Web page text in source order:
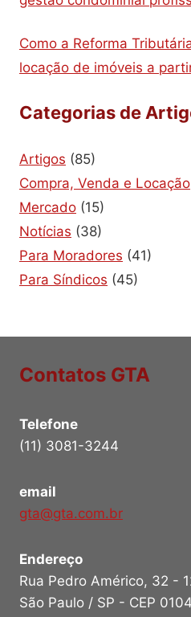
Como a Reforma
locação de imóveis a
Categorias de
Artigos (85)
Compra, Venda e Locação
Mercado (15)
Notícias (38)
Para Moradores (41)
Para Síndicos (45)
Contatos GTA
Telefone
(11) 3081-3244
email
gta@gta.com.br
Endereço
Rua Pedro Américo, 32 -
São Paulo / SP - CEP